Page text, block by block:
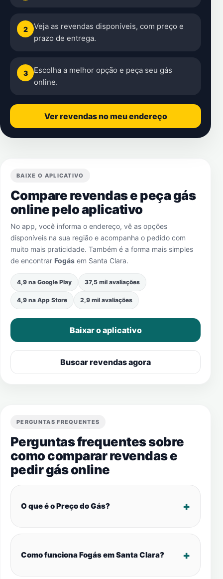
2
Veja as revendas disponíveis, com preço e
prazo de entrega.
3
Escolha a melhor opção e peça seu gás
online.
Ver revendas no meu endereço
BAIXE O APLICATIVO
Compare revendas e peça gás
online pelo aplicativo
No app, você informa o endereço, vê as opções
disponíveis na sua região e acompanha o pedido com
muito mais praticidade. Também é a forma mais simples
de encontrar Fogás em Santa Clara.
4,9 na Google Play 37,5 mil avaliações
4,9 na App Store 2,9 mil avaliações
Baixar o aplicativo
Buscar revendas agora
PERGUNTAS FREQUENTES
Perguntas frequentes sobre
como comparar revendas e
pedir gás online
O que é o Preço do Gás?
Como funciona Fogás em Santa Clara?